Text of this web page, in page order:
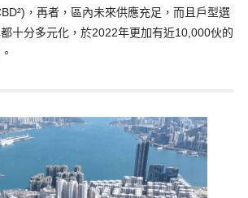
，再者，區內未來供應充足，而且戶型選
十分多元化，於2022年更加有近10,000伙的